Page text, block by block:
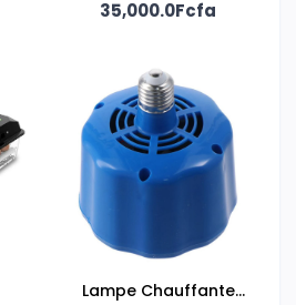
Automatique
35,000.0Fcfa
Lampe Chauffante